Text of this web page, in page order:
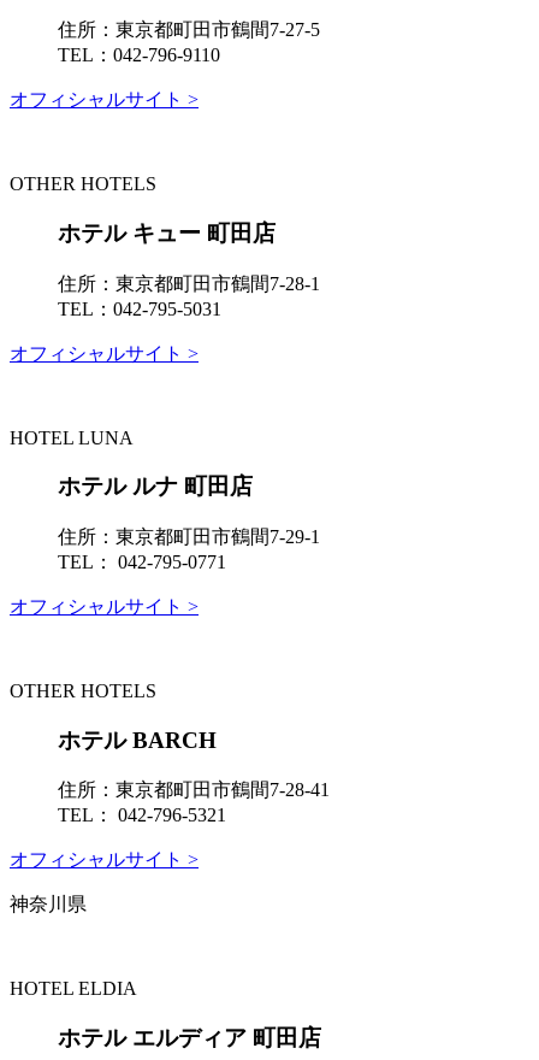
住所： 東京都町田市鶴間7-27-5
TEL： 042-796-9110
オフィシャルサイト >
OTHER HOTELS
ホテル キュー 町田店
住所： 東京都町田市鶴間7-28-1
TEL： 042-795-5031
オフィシャルサイト >
HOTEL LUNA
ホテル ルナ 町田店
住所： 東京都町田市鶴間7-29-1
TEL：
042-795-0771
オフィシャルサイト >
OTHER HOTELS
ホテル BARCH
住所： 東京都町田市鶴間7-28-41
TEL：
042-796-5321
オフィシャルサイト >
神奈川県
HOTEL ELDIA
ホテル エルディア 町田店